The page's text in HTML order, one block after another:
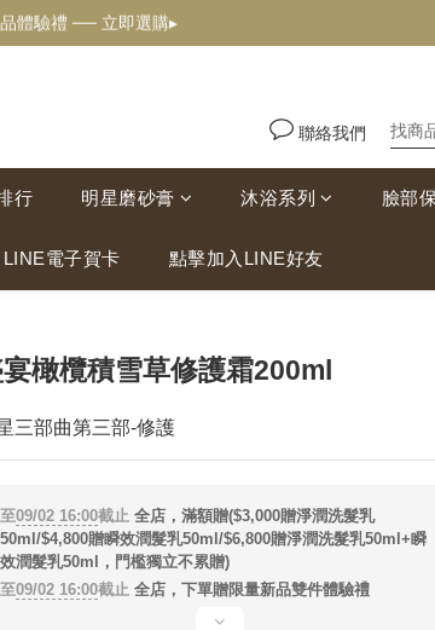
── 立即選購▸
── 立即探索▸
聯絡我們
行 明星磨砂膏 沐浴系列 臉部
LINE電子賀卡 點擊加入LINE好友
橄欖積雪草修護霜200ml
三部曲第三部-修護
至09/02 16:00截止全店，滿額贈($3,000贈淨潤洗髮乳
50ml/$4,800贈瞬效潤髮乳50ml/$6,800贈淨潤洗髮乳50ml+瞬
效潤髮乳50ml，門檻獨立不累贈)
至09/02 16:00截止全店，下單贈限量新品雙件體驗禮